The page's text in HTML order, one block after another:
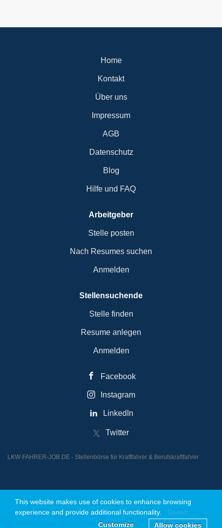
Home
Kontakt
Über uns
Impressum
AGB
Datenschutz
Blog
Hilfe und FAQ
Arbeitgeber
Stelle posten
Nach Resumes suchen
Anmelden
Stellensuchende
Stelle finden
Resume anlegen
Anmelden
Facebook
Instagram
LinkedIn
Twitter
LKW-FAHRER-JOB.DE - Stellenbörse für Kraftfahrer & Berufskraftfahrer
© 2026 Powered by JOBREAKTOR UG (Haftungsbeschränkt)
This website makes use of cookies to enhance browsing
experience and provide additional functionality.
Details
Allow cookies
Customize